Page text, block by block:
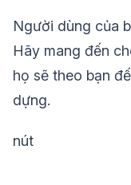
Người dùng của
Hãy mang đến
họ sẽ theo bạn
dựng.
nút